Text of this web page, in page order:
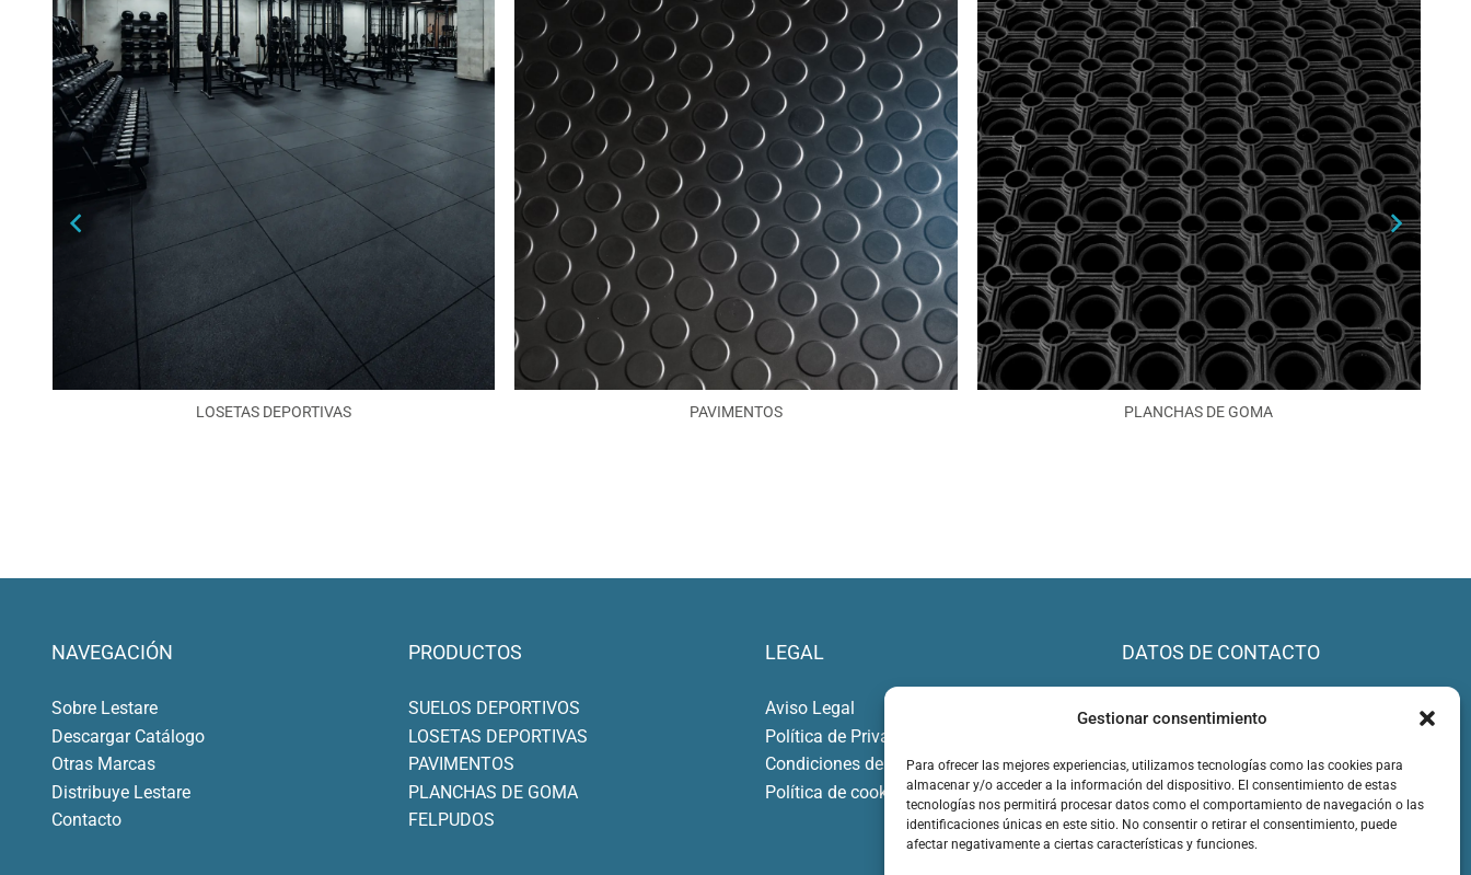
Gestionar consentimiento
Para ofrecer las mejores experiencias, utilizamos tecnologías como las cookies para
almacenar y/o acceder a la información del dispositivo. El consentimiento de estas
tecnologías nos permitirá procesar datos como el comportamiento de navegación o las
identificaciones únicas en este sitio. No consentir o retirar el consentimiento, puede
afectar negativamente a ciertas características y funciones.
LOSETAS DEPORTIVAS PAVIMENTOS PLANCHAS DE GOMA
NAVEGACIÓN
Sobre Lestare
Descargar Catálogo
Otras Marcas
Distribuye Lestare
Contacto
PRODUCTOS
SUELOS DEPORTIVOS
LOSETAS DEPORTIVAS
PAVIMENTOS
PLANCHAS DE GOMA
FELPUDOS
LEGAL
Aviso Legal
Política de Privacidad
Condiciones de Compra
Política de cookies (UE)
DATOS DE CONTACTO
info@lestare.com